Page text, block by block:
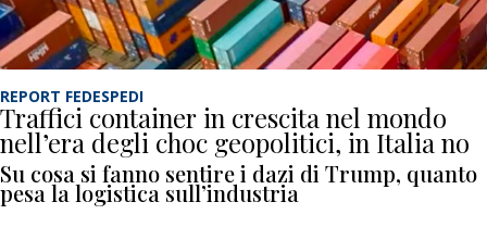
REPORT FEDESPEDI
Traffici container in crescita nel mondo
nell’era degli choc geopolitici, in Italia no
Su cosa si fanno sentire i dazi di Trump, quanto
pesa la logistica sull’industria